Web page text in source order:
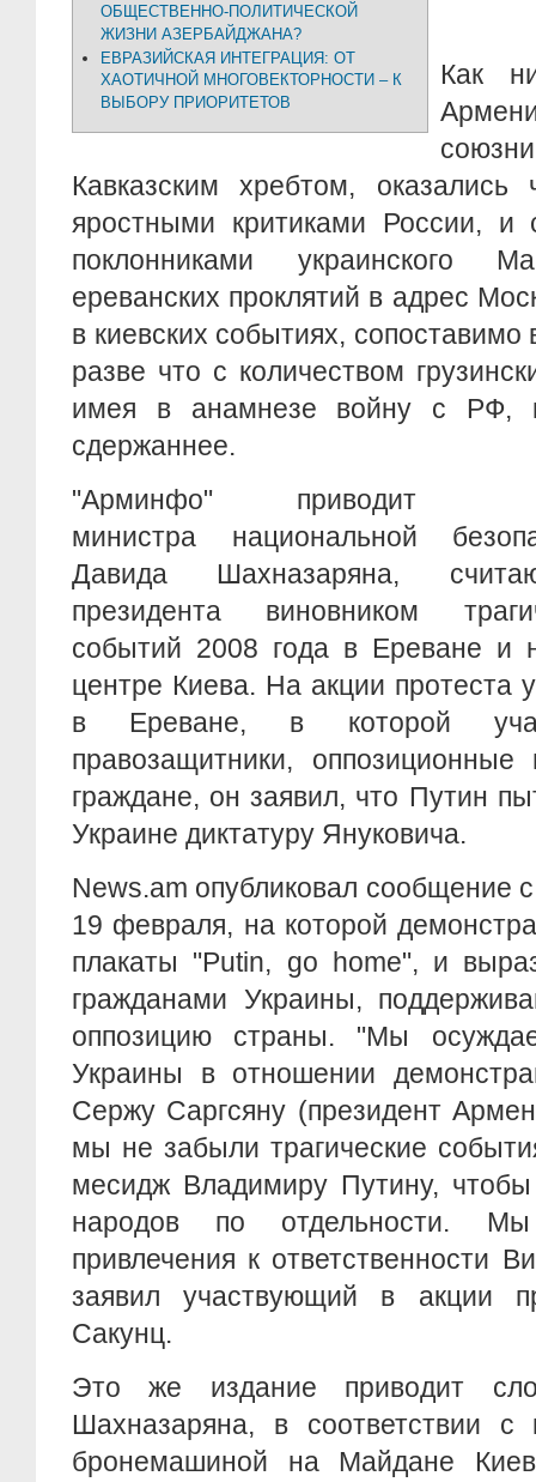
ОБЩЕСТВЕННО-ПОЛИТИЧЕСКОЙ
ЖИЗНИ АЗЕРБАЙДЖАНА?
ЕВРАЗИЙСКАЯ ИНТЕГРАЦИЯ: ОТ
ХАОТИЧНОЙ МНОГОВЕКТОРНОСТИ – К
ВЫБОРУ ПРИОРИТЕТОВ
Как
Кавказским хребтом,
яростными критиками России, и
поклонниками украинского
ереванских проклятий в адрес
в киевских событиях, сопоставимо
разве что с количеством
имея в анамнезе войну с РФ,
сдержаннее.
"Арминфо"
министра национальной
Давида Шахназаряна,
президента виновником
событий 2008 года в Ереване и
центре Киева. На акции протеста
в Ереване, в которой
правозащитники,
граждане, он заявил, что Путин
Украине диктатуру Януковича.
News.am опубликовал сообщение
19 февраля, на которой
плакаты "Putin, go home", и
гражданами Украины,
оппозицию страны. "Мы
Украины в отношении
Сержу Саргсяну (президент
мы не забыли трагические
месидж Владимиру Путину,
народов по отдельности.
привлечения к ответственности
заявил участвующий в акции
Сакунц.
Это же издание приводит
Шахназаряна, в соответствии
бронемашиной на Майдане